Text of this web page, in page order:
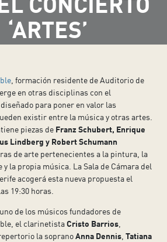
‘ARTES’
, formación residente de Auditorio de
en otras disciplinas con el
, diseñado para poner en valor las
existir entre la música y otras artes.
piezas de Franz Schubert, Enrique
Lindberg y Robert Schumann
de arte pertenecientes a la pintura, la
la propia música. La Sala de Cámara del
acogerá esta nueva propuesta el
19:30 horas.
de los músicos fundadores de
el clarinetistaCristo Barrios
la sopranoAnna Dennis ,Tatiana